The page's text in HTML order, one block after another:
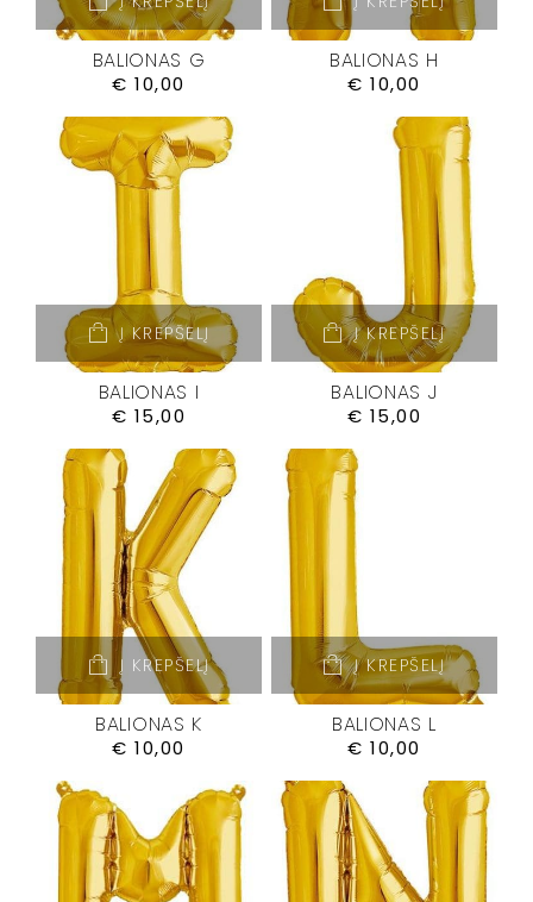
BALIONAS G
€ 10,00
BALIONAS H
€ 10,00
Į KREPŠELĮ
BALIONAS I
€ 15,00
Į KREPŠELĮ
BALIONAS J
€ 15,00
Į KREPŠELĮ
BALIONAS K
€ 10,00
Į KREPŠELĮ
BALIONAS L
€ 10,00